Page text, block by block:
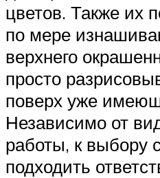
цветов. Также их
по мере
верхнего
просто
поверх уже
Независимо от
работы, к выбору
подходить